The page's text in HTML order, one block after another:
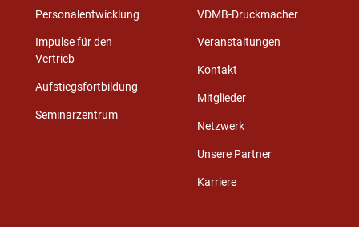
Personalentwicklung
Impulse für den
Vertrieb
Aufstiegsfortbildung
Seminarzentrum
VDMB-Druckmacher
Veranstaltungen
Kontakt
Mitglieder
Netzwerk
Unsere Partner
Karriere